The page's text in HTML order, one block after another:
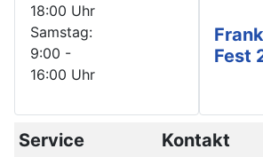
18:00 Uhr
Samstag:
9:00 -
16:00 Uhr
Fest
Service Kontakt